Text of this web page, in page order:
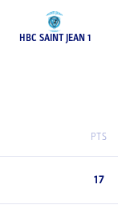
HBC SAINT JEAN 1
PTS
17